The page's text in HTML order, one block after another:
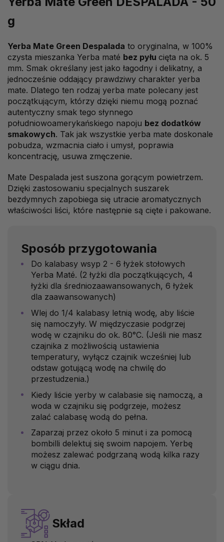
g
Yerba Mate Green Despalada to oryginalna, w 100%
czysta mieszanka Yerba maté bez pyłu cięta na ok. 5
mm. Smak określany jest jako łagodny i delikatny, a
jednocześnie oddający prawdziwy charakter yerba
mate. Dlatego ten rodzaj yerba mate polecany jest
początkującym, którzy dzięki niemu mogą poznać
autentyczny smak tego słynnego
południowoamerykańskiego napoju bez dodatków
smakowych. Tak jak wszystkie yerba mate doskonale
pobudza, wzmacnia ciało i umysł, poprawia
koncentrację, usuwa zmęczenie.
Mate Despalada jest suszona gorącym powietrzem.
Dzięki zastosowaniu specjalnych suszarek
bezdymnych zapobiega się utracie aromatycznych
właściwości liści, które następnie są cięte i pakowane.
Sposób przygotowania
Do kalabasy wsyp 2 - 6 łyżek stołowych
Yerba Maté. (2 łyżki dla początkujących, 4
łyżki dla średniozaawansowanych, 6 łyżek
dla zaawansowanych)
Wlej do 1/4 kalabasy letnią wodę, aby liście
się namoczyły. W międzyczasie podgrzej
wodę w czajniku do ok. 80°C. (Jeśli nie masz
czajnika z możliwością ustawienia
temperatury, wyłącz czajnik wcześniej lub
odstaw gotującą wodę na chwilę do
przestudzenia.)
Kiedy liście yerby w calabasie się namoczą, a
woda w czajniku się podgrzeje, możesz
zalać calabasę wodą do pełna.
Zaparzaj przez około 5 minut i za pomocą
bombilli delektuj się swoim napojem. Yerbę
możesz zalewać podgrzaną wodą kilka razy
w ciągu dnia.
Skład